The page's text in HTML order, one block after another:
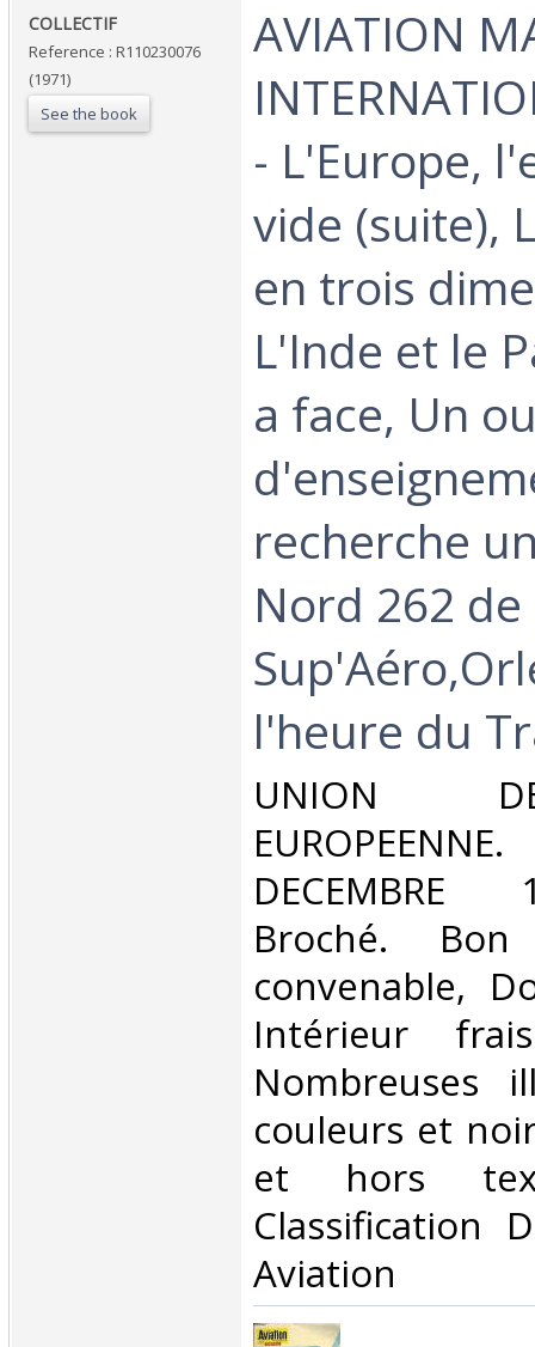
‎COLLECTIF‎
Reference : R110230076
(1971)
See the book
‎AVIATION
- L'Europe,
vide (suite),
en trois
L'Inde et le
a face, Un
recherche
Nord 262 de
l'heure du
‎UNION
Broché.
convenable,
Intérieur
Nombreuses
couleurs et
et hors
Classification
Aviation‎